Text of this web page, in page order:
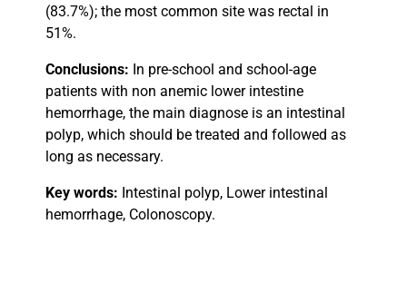
(83.7%); the most common site was rectal in
51%.
Conclusions: In pre-school and school-age
patients with non anemic lower intestine
hemorrhage, the main diagnose is an intestinal
polyp, which should be treated and followed as
long as necessary.
Key words: Intestinal polyp, Lower intestinal
hemorrhage, Colonoscopy.